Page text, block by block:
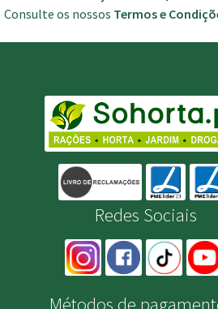
Consulte os nossos Termos e
Redes Sociais
Métodos de